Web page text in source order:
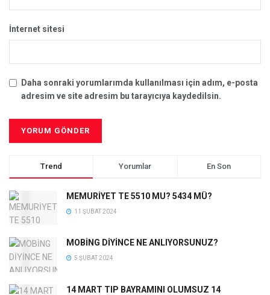
İnternet sitesi
Daha sonraki yorumlarımda kullanılması için adım, e-posta
adresim ve site adresim bu tarayıcıya kaydedilsin.
Trend Yorumlar En Son
MEMURİYET TE 5510 MU? 5434 MÜ?
11 ŞUBAT 2024
MOBİNG DİYİNCE NE ANLIYORSUNUZ?
5 ŞUBAT 2024
14 MART TIP BAYRAMINI OLUMSUZ 14